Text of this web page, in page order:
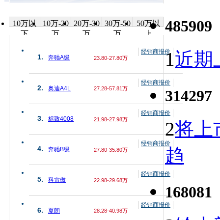
10万以
下
10万-20
万
20万-30
万
30万-50
万
50万以
上
1. 奔驰A级 23.80-27.80万
经销商报价
2. 奥迪A4L 27.28-57.81万
经销商报价
3. 标致4008 21.98-27.98万
经销商报价
4. 奔驰B级 27.80-35.80万
经销商报价
5. 科雷傲 22.98-29.68万
经销商报价
6. 夏朗 28.28-40.98万
经销商报价
485909
1近期
314297
2将上
趋
168081